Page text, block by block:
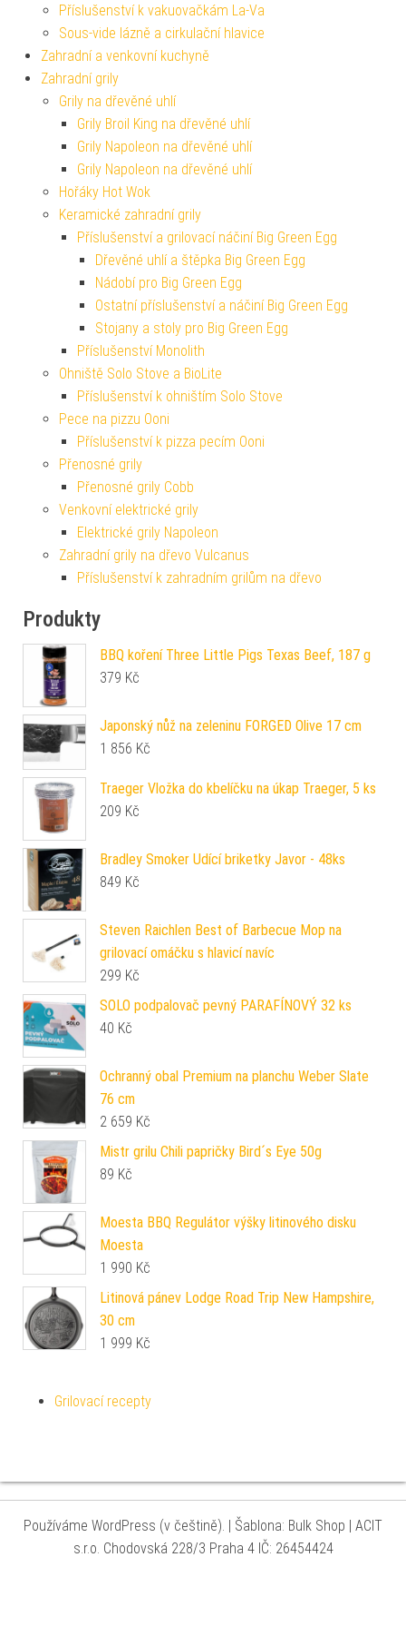
Příslušenství k vakuovačkám La-Va
Sous-vide lázně a cirkulační hlavice
Zahradní a venkovní kuchyně
Zahradní grily
Grily na dřevěné uhlí
Grily Broil King na dřevěné uhlí
Grily Napoleon na dřevěné uhlí
Grily Napoleon na dřevěné uhlí
Hořáky Hot Wok
Keramické zahradní grily
Příslušenství a grilovací náčiní Big Green Egg
Dřevěné uhlí a štěpka Big Green Egg
Nádobí pro Big Green Egg
Ostatní příslušenství a náčiní Big Green Egg
Stojany a stoly pro Big Green Egg
Příslušenství Monolith
Ohniště Solo Stove a BioLite
Příslušenství k ohništím Solo Stove
Pece na pizzu Ooni
Příslušenství k pizza pecím Ooni
Přenosné grily
Přenosné grily Cobb
Venkovní elektrické grily
Elektrické grily Napoleon
Zahradní grily na dřevo Vulcanus
Příslušenství k zahradním grilům na dřevo
Produkty
BBQ koření Three Little Pigs Texas Beef, 187 g
379 Kč
Japonský nůž na zeleninu FORGED Olive 17 cm
1 856 Kč
Traeger Vložka do kbelíčku na úkap Traeger, 5 ks
209 Kč
Bradley Smoker Udící briketky Javor - 48ks
849 Kč
Steven Raichlen Best of Barbecue Mop na
grilovací omáčku s hlavicí navíc
299 Kč
SOLO podpalovač pevný PARAFÍNOVÝ 32 ks
40 Kč
Ochranný obal Premium na planchu Weber Slate
76 cm
2 659 Kč
Mistr grilu Chili papričky Bird´s Eye 50g
89 Kč
Moesta BBQ Regulátor výšky litinového disku
Moesta
1 990 Kč
Litinová pánev Lodge Road Trip New Hampshire,
30 cm
1 999 Kč
Grilovací recepty
Používáme WordPress (v češtině). | Šablona: Bulk Shop | ACIT
s.r.o. Chodovská 228/3 Praha 4 IČ: 26454424